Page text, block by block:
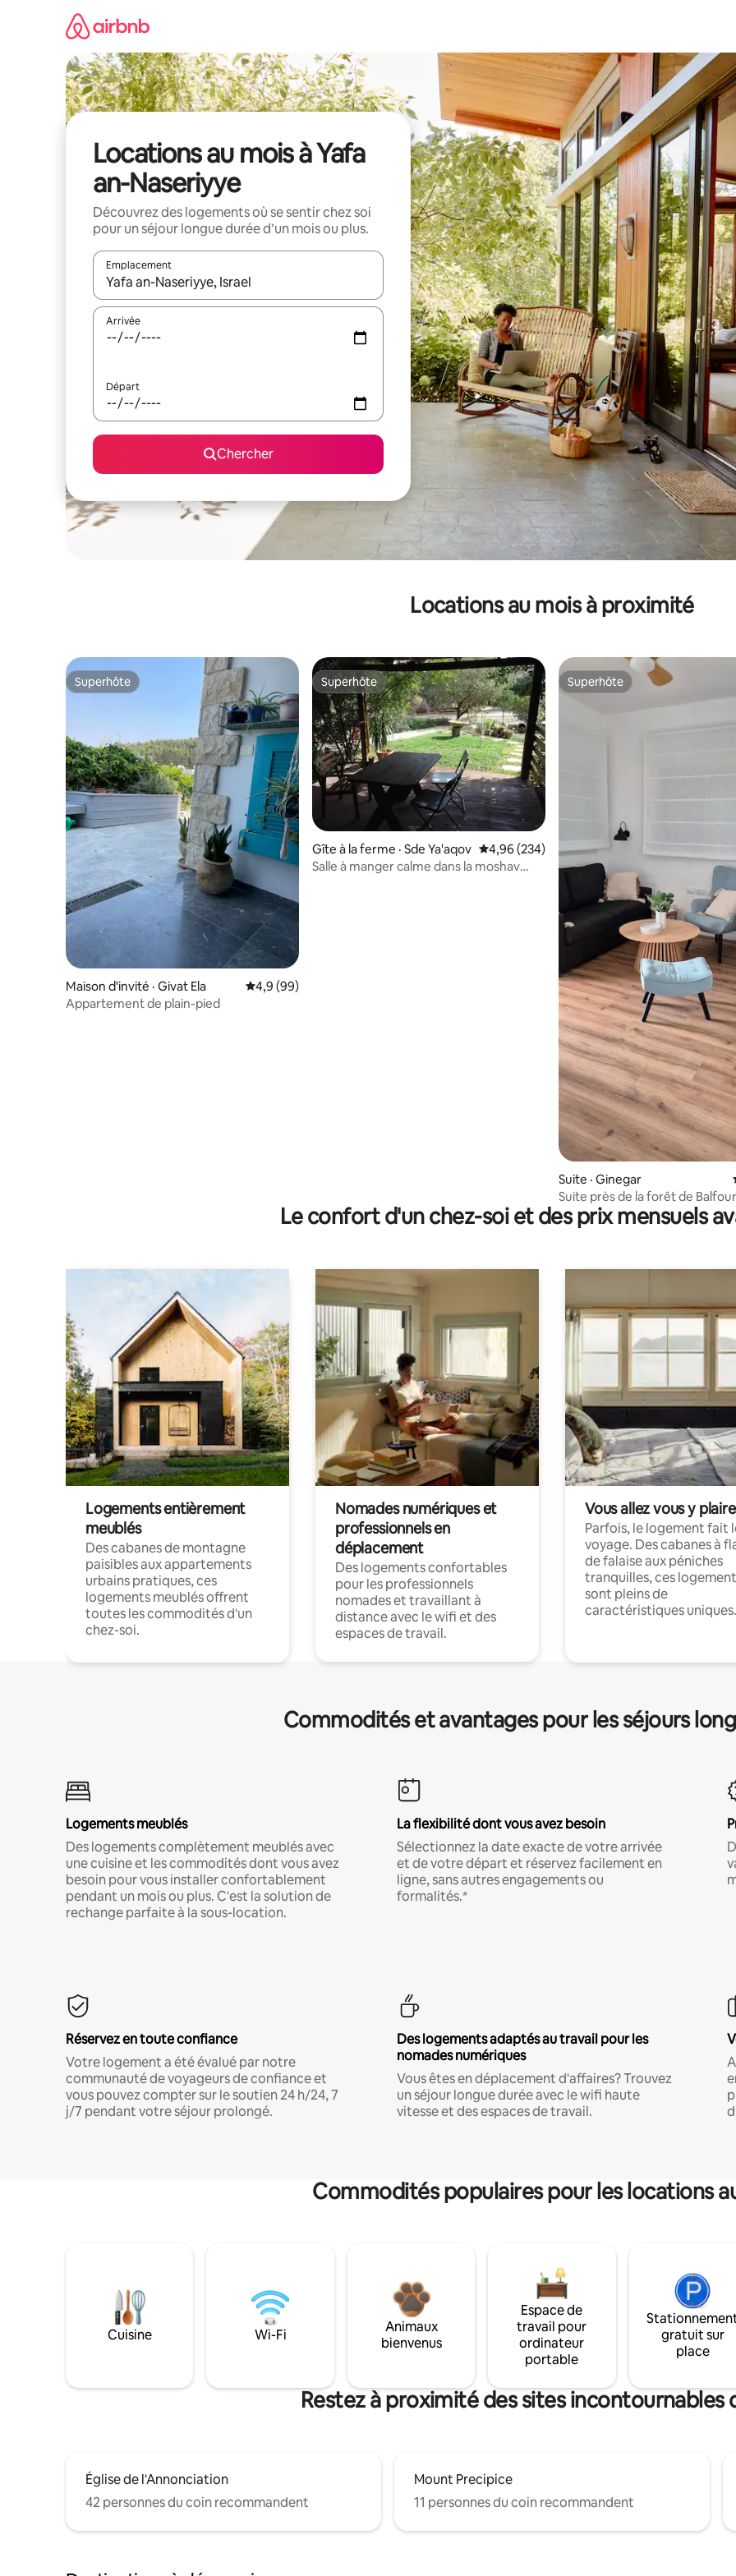
Locations au mois à Yafa
an-Naseriyye
Découvrez des logements où se sentir chez soi
pour un séjour longue durée d’un mois ou plus.
Emplacement
Quand les résultats sont affichés, parcourez-les en utilisant les flèches vers le haut et vers le bas, ou en appuyant
Arrivée
Départ
Chercher
Locations au mois à proximité
Superhôte
Superhôte
Maison d'invité · Givat Ela Note moyenne de 4,9 sur 5, 99 commentaires
4,9 (99)
Appartement de plain-pied
Superhôte
Superhôte
Gîte à la ferme · Sde Ya'aqov Note moyenne de 4,96 sur 5, 234
4,96 (234)
Salle à manger calme dans la moshav
Superhôte
Superhôte
Suite · Ginegar
Suite près de la forêt de Balfour
le champ
Le confort d'un chez-soi et des prix mensuels
Logements entièrement
meublés
Des cabanes de montagne
paisibles aux appartements
urbains pratiques, ces
logements meublés offrent
toutes les commodités d'un
chez-soi.
Nomades numériques et
professionnels en
déplacement
Des logements confortables
pour les professionnels
nomades et travaillant à
distance avec le wifi et des
espaces de travail.
Vous allez vous y plaire
Parfois, le logement fait
voyage. Des cabanes à
de falaise aux péniches
tranquilles, ces
sont pleins de
caractéristiques uniques.
Commodités et avantages pour les séjours
Logements meublés
Des logements complètement meublés avec
une cuisine et les commodités dont vous avez
besoin pour vous installer confortablement
pendant un mois ou plus. C'est la solution de
rechange parfaite à la sous-location.
La flexibilité dont vous avez besoin
Sélectionnez la date exacte de votre arrivée
et de votre départ et réservez facilement en
ligne, sans autres engagements ou
formalités.*
Réservez en toute confiance
Votre logement a été évalué par notre
communauté de voyageurs de confiance et
vous pouvez compter sur le soutien 24 h/24, 7
j/7 pendant votre séjour prolongé.
Des logements adaptés au travail pour les
nomades numériques
Vous êtes en déplacement d'affaires? Trouvez
un séjour longue durée avec le wifi haute
vitesse et des espaces de travail.
Commodités populaires pour les locations
Cuisine Wi-Fi
Animaux
bienvenus
Espace de
travail pour
ordinateur
portable
gratuit sur
place
Restez à proximité des sites incontournables
Église de l'Annonciation
42 personnes du coin recommandent
Mount Precipice
11 personnes du coin recommandent